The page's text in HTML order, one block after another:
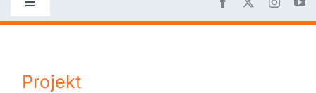
Toggle
Navigation
Nachrichten
Projekt